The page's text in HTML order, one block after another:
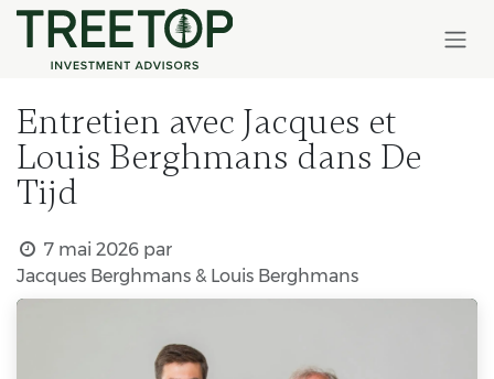
Skip to Content
Entretien avec Jacques et
Louis Berghmans dans De
Tijd
7 mai 2026 par
Jacques Berghmans & Louis Berghmans